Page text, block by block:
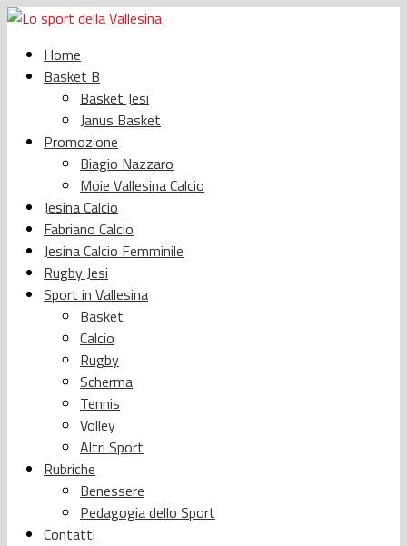
Home
Basket B
Basket Jesi
Janus Basket
Promozione
Biagio Nazzaro
Moie Vallesina Calcio
Jesina Calcio
Fabriano Calcio
Jesina Calcio Femminile
Rugby Jesi
Sport in Vallesina
Basket
Calcio
Rugby
Scherma
Tennis
Volley
Altri Sport
Rubriche
Benessere
Pedagogia dello Sport
Contatti